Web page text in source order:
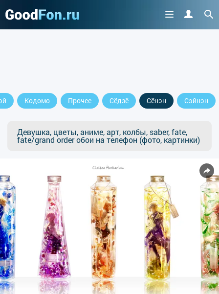
Кодомо Прочее Сёдзё Сёнэн Сэйнэн
Девушка, цветы, аниме, арт, колбы, saber, fate,
fate/grand order обои на телефон (фото, картинки)